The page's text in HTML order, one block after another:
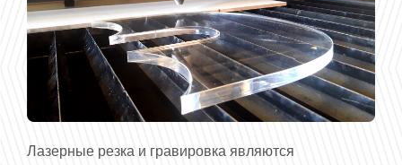
Лазерные резка и гравировка являются